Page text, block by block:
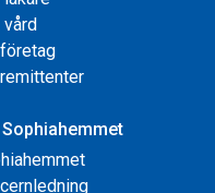
vård
Sophiahemmet